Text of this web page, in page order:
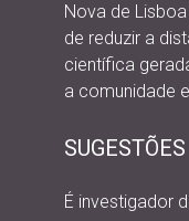
Nova de
de reduzir a
científica
a comunidade
SUGESTÕES
É investigador